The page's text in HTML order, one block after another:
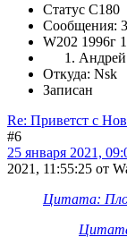
Статус C180
Сообщения:
W202
Андрей
Откуда: Nsk
Записан
Re: Приветст с
#6
25 января 2021,
2021, 11:55:25 от
Цитата: